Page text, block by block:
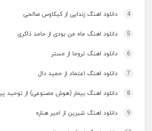
4 دانلود اهنگ زندایی از کیکاوس صالحی
5 دانلود اهنگ ماه من بودی از حامد ذاکری
6 دانلود اهنگ تروما از مستر
7 دانلود اهنگ اعتماد از حمید دال
8 دانلود اهنگ بیمار (هوش مصنوعی) از توحید
9 دانلود اهنگ شیرین از امیر هناره